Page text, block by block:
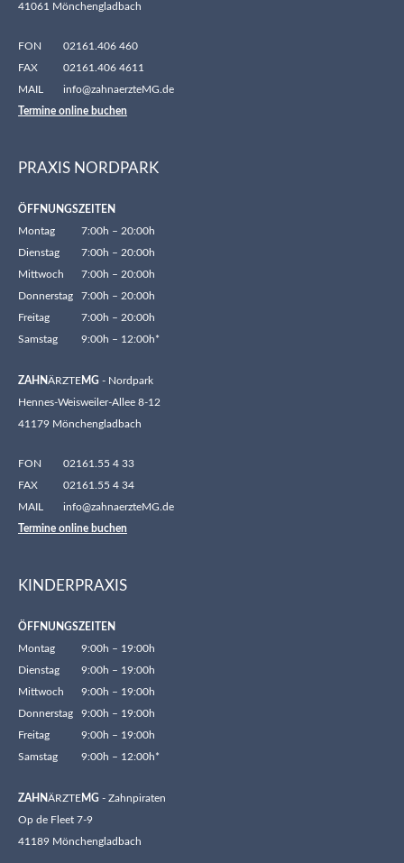
41061 Mönchengladbach
FON
02161.406 460
FAX
02161.406 4611
MAIL
info@zahnaerzteMG.de
Termine online buchen
PRAXIS NORDPARK
ÖFFNUNGSZEITEN
Montag
7:00h – 20:00h
Dienstag
7:00h – 20:00h
Mittwoch
7:00h – 20:00h
Donnerstag
7:00h – 20:00h
Freitag
7:00h – 20:00h
Samstag
9:00h – 12:00h*
ZAHNÄRZTEMG - Nordpark
Hennes-Weisweiler-Allee 8-12
41179 Mönchengladbach
FON
02161.55 4 33
FAX
02161.55 4 34
MAIL
info@zahnaerzteMG.de
Termine online buchen
KINDERPRAXIS
ÖFFNUNGSZEITEN
Montag
9:00h – 19:00h
Dienstag
9:00h – 19:00h
Mittwoch
9:00h – 19:00h
Donnerstag
9:00h – 19:00h
Freitag
9:00h – 19:00h
Samstag
9:00h – 12:00h*
ZAHNÄRZTEMG - Zahnpiraten
Op de Fleet 7-9
41189 Mönchengladbach